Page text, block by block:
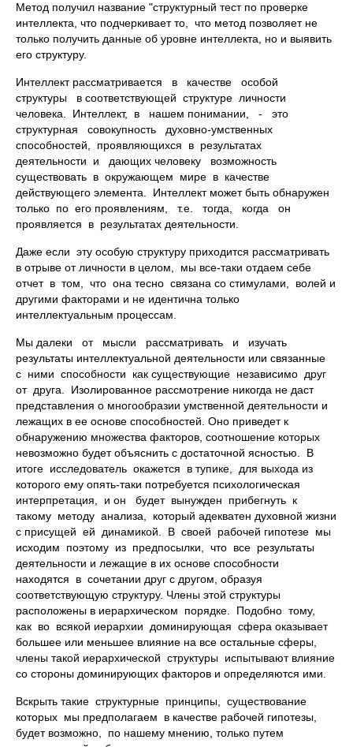
Метод получил название "структурный тест по проверке
интеллекта, что подчеркивает то, что метод позволяет не
только получить данные об уровне интеллекта, но и выявить
его структуру.
Интеллект рассматривается в качестве особой
структуры в соответствующей структуре личности
человека. Интеллект, в нашем понимании, - это
структурная совокупность духовно-умственных
способностей, проявляющихся в результатах
деятельности и дающих человеку возможность
существовать в окружающем мире в качестве
действующего элемента. Интеллект может быть обнаружен
только по его проявлениям, т.е. тогда, когда он
проявляется в результатах деятельности.
Даже если эту особую структуру приходится рассматривать
в отрыве от личности в целом, мы все-таки отдаем себе
отчет в том, что она тесно связана со стимулами, волей и
другими факторами и не идентична только
интеллектуальным процессам.
Мы далеки от мысли рассматривать и изучать
результаты интеллектуальной деятельности или связанные
с ними способности как существующие независимо друг
от друга. Изолированное рассмотрение никогда не даст
представления о многообразии умственной деятельности и
лежащих в ее основе способностей. Оно приведет к
обнаружению множества факторов, соотношение которых
невозможно будет объяснить с достаточной ясностью. В
итоге исследователь окажется в тупике, для выхода из
которого ему опять-таки потребуется психологическая
интерпретация, и он будет вынужден прибегнуть к
такому методу анализа, который адекватен духовной жизни
с присущей ей динамикой. В своей рабочей гипотезе мы
исходим поэтому из предпосылки, что все результаты
деятельности и лежащие в их основе способности
находятся в сочетании друг с другом, образуя
соответствующую структуру. Члены этой структуры
расположены в иерархическом порядке. Подобно тому,
как во всякой иерархии доминирующая сфера оказывает
большее или меньшее влияние на все остальные сферы,
члены такой иерархической структуры испытывают влияние
со стороны доминирующих факторов и определяются ими.
Вскрыть такие структурные принципы, существование
которых мы предполагаем в качестве рабочей гипотезы,
будет возможно, по нашему мнению, только путем